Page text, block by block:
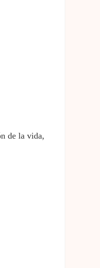
de la vida,